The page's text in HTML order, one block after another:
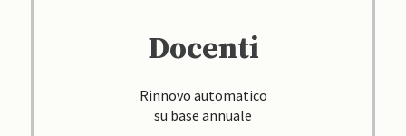
Docenti
Rinnovo automatico
su base annuale